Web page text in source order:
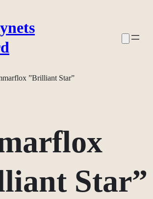
”Brilliant Star”
Star”